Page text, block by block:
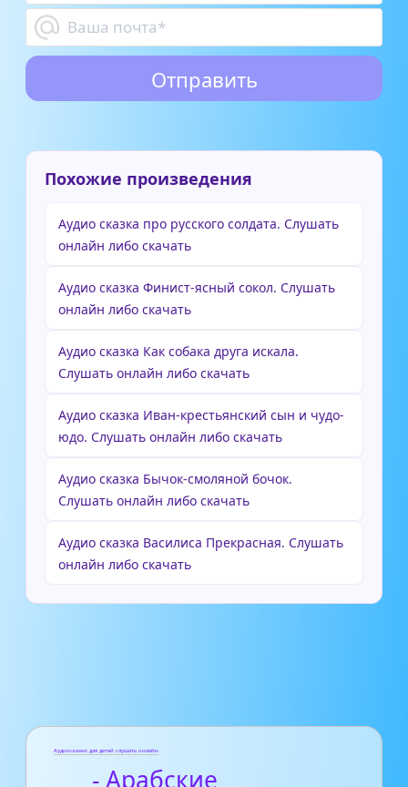
Похожие произведения
Аудио сказка про русского солдата. Слушать
онлайн либо скачать
Аудио сказка Финист-ясный сокол. Слушать
онлайн либо скачать
Аудио сказка Как собака друга искала.
Слушать онлайн либо скачать
Аудио сказка Иван-крестьянский сын и чудо-
юдо. Слушать онлайн либо скачать
Аудио сказка Бычок-смоляной бочок.
Слушать онлайн либо скачать
Аудио сказка Василиса Прекрасная. Слушать
онлайн либо скачать
Аудиосказки для детей слушать онлайн
- Арабские